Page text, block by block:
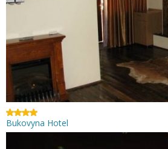
Bukovyna Hotel